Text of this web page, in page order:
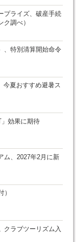
プライズ、破産手続
調べ）
、特別清算開始命令
今夏おすすめ避暑ス
」効果に期待
ム、2027年2月に新
）
クラブツーリズム入